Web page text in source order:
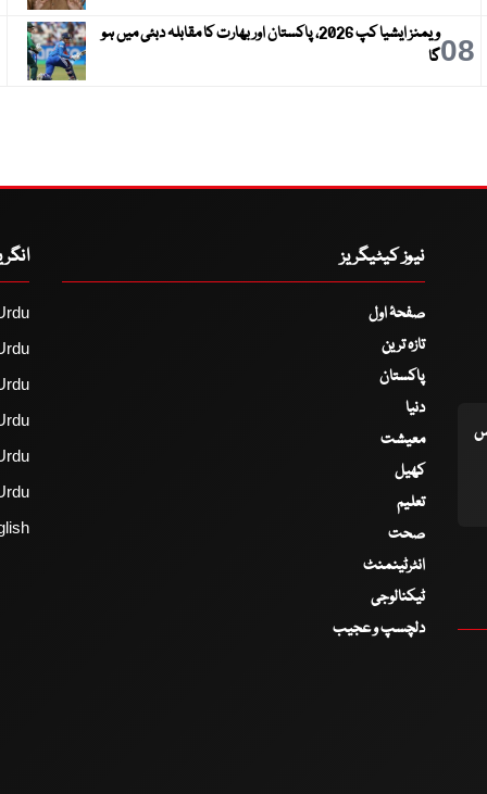
08
ویمنز ایشیا کپ 2026، پاکستان اور بھارت کا مقابلہ دبئی میں ہو
گا
نیوز کیٹیگریز
صفحۂ اول
تازہ ترین
پاکستان
دنیا
معیشت
کھیل
تعلیم
صحت
انٹرٹینمنٹ
ٹیکنالوجی
دلچسپ و عجیب